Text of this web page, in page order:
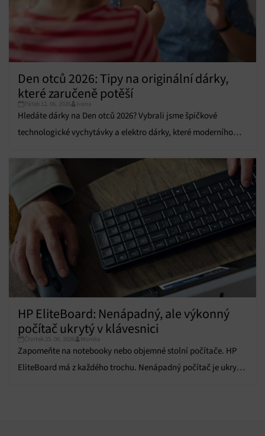
Funkce Vždy aktivní
Přiřazování a kombinování údajů z jiných zdrojů
údajů, Propojení různých zařízení, Identifikace
zařízení na základě automaticky přenášených
Zajištění bezpečnosti, předcházení a zjišťování
podvodů a odstraňování chyb, Poskytování a
zobrazování reklamy a obsahu, Ukládání a sdělování
voleb ochrany osobních údajů.
Vždy aktivní
Den otců 2026: Tipy na originální dárky,
které zaručeně potěší
Pátek 12. 06. 2026 Ivana
Hledáte dárky na Den otců 2026? Vybrali jsme špičkové
technologické vychytávky a elektro dárky, které moderního
HP EliteBoard: Nenápadný, ale výkonný
počítač ukrytý v klávesnici
Čtvrtek 25. 06. 2026 Monika
Zapomeňte na notebooky nebo objemné stolní počítače. HP
EliteBoard má z každého trochu. Nenápadný počítač je ukrytý